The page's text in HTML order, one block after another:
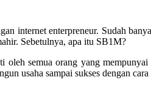
internet enterpreneur. Sudah
Sebetulnya, apa itu SB1M?
semua orang yang mempunyai
usaha sampai sukses dengan